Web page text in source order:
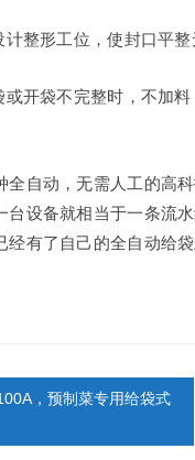
整形工位，使封口平整
开袋不完整时，不加
自动，无需人工的高
台设备就相当于一条流
有了自己的全自动给
，预制菜专用给袋式